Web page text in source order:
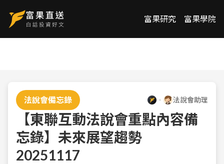
富果研究 富果學院
法說會備忘錄 法說會助理
【東聯互動法說會重點內容備
忘錄】未來展望趨勢
20251117